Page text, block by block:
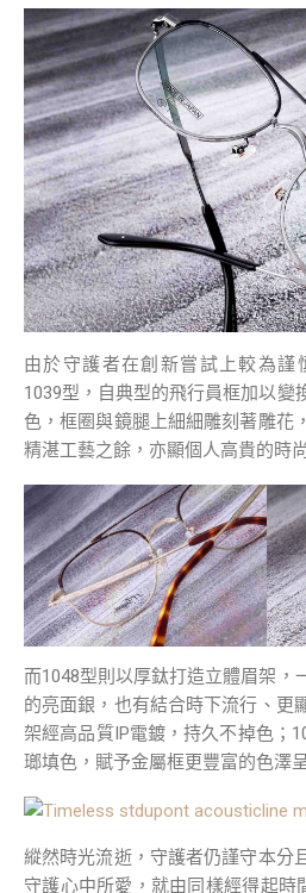
由於守護者在創新嘗試上較為謹
1039型，自典型的飛行員框加以變
色，框圈與鏡腿上細細雕刻著雕花
精湛工藝之餘，亦顯個人高貴的時
而1048型則以厚鈦打造立體眉架，
的亮面銀，也有結合時下流行、更
架經高品質IP電鍍，持久不掉色；
瑯填色，賦予金屬框更豐富的色澤
縱然時光流逝，守護者仍謹守本分
守護心中所愛，就由同樣經得起時